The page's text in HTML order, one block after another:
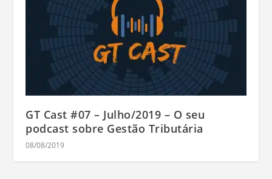
GT Cast #07 – Julho/2019 – O seu
podcast sobre Gestão Tributária
08/08/2019